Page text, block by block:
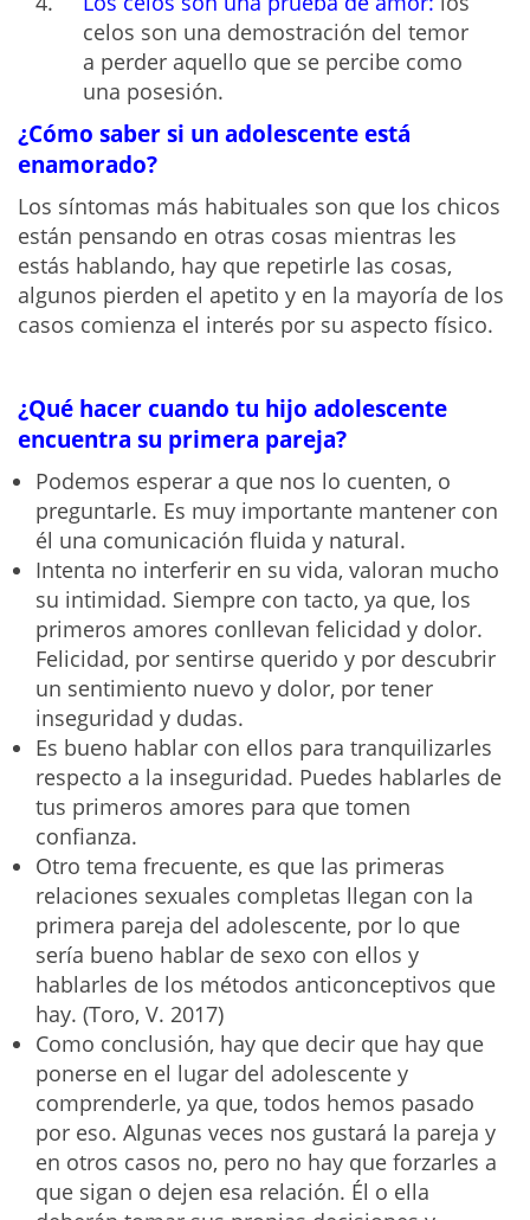
celos son una demostración del temor
a perder aquello que se percibe como
una posesión.
¿Cómo saber si un adolescente está
enamorado?
Los síntomas más habituales son que los chicos
están pensando en otras cosas mientras les
estás hablando, hay que repetirle las cosas,
algunos pierden el apetito y en la mayoría de los
casos comienza el interés por su aspecto físico.
¿Qué hacer cuando tu hijo adolescente
encuentra su primera pareja?
Podemos esperar a que nos lo cuenten, o
preguntarle. Es muy importante mantener con
él una comunicación fluida y natural.
Intenta no interferir en su vida, valoran mucho
su intimidad. Siempre con tacto, ya que, los
primeros amores conllevan felicidad y dolor.
Felicidad, por sentirse querido y por descubrir
un sentimiento nuevo y dolor, por tener
inseguridad y dudas.
Es bueno hablar con ellos para tranquilizarles
respecto a la inseguridad. Puedes hablarles de
tus primeros amores para que tomen
confianza.
Otro tema frecuente, es que las primeras
relaciones sexuales completas llegan con la
primera pareja del adolescente, por lo que
sería bueno hablar de sexo con ellos y
hablarles de los métodos anticonceptivos que
hay. (Toro, V. 2017)
Como conclusión, hay que decir que hay que
ponerse en el lugar del adolescente y
comprenderle, ya que, todos hemos pasado
por eso. Algunas veces nos gustará la pareja y
en otros casos no, pero no hay que forzarles a
que sigan o dejen esa relación. Él o ella